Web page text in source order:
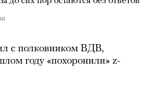
с полковником ВДВ,
году «похоронили» z-